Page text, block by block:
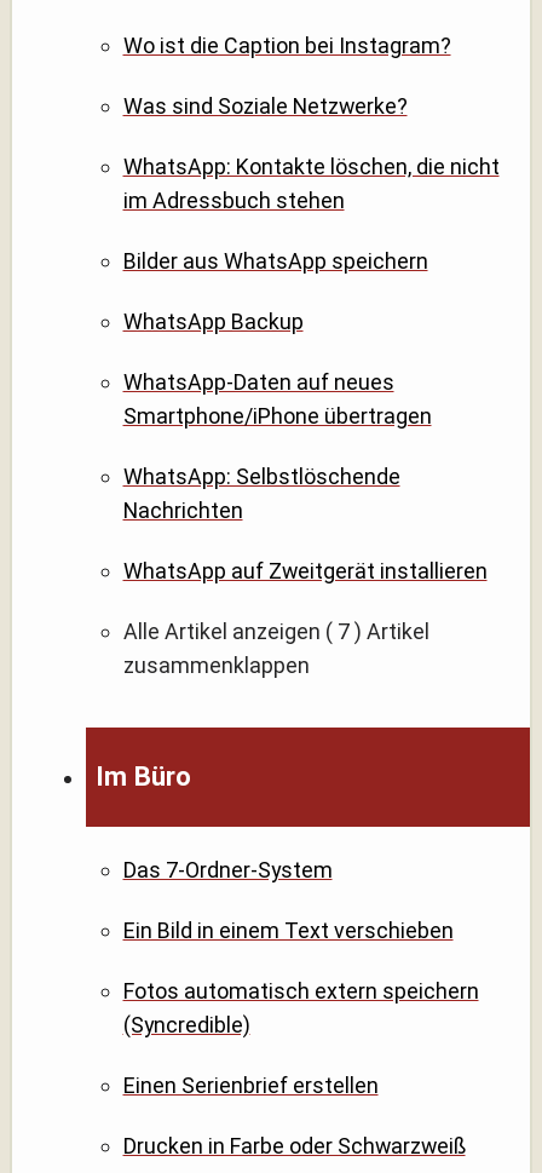
Wo ist die Caption bei Instagram?
Was sind Soziale Netzwerke?
WhatsApp: Kontakte löschen, die nicht
im Adressbuch stehen
Bilder aus WhatsApp speichern
WhatsApp Backup
WhatsApp-Daten auf neues
Smartphone/iPhone übertragen
WhatsApp: Selbstlöschende
Nachrichten
WhatsApp auf Zweitgerät installieren
Alle Artikel anzeigen ( 7 ) Artikel
zusammenklappen
Im Büro
Das 7-Ordner-System
Ein Bild in einem Text verschieben
Fotos automatisch extern speichern
(Syncredible)
Einen Serienbrief erstellen
Drucken in Farbe oder Schwarzweiß